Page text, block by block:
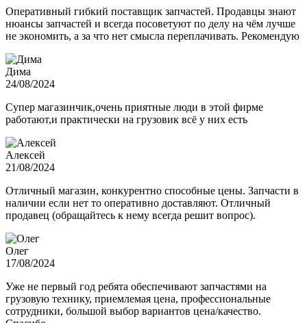
Оперативный гибкий поставщик запчастей. Продавцы знают
нюансы запчастей и всегда посоветуют по делу на чём лучше
не экономить, а за что нет смысла переплачивать. Рекомендую
Дима
24/08/2024
Супер магазинчик,очень приятные люди в этой фирме
работают,и практически на грузовик всё у них есть
Алексей
21/08/2024
Отличный магазин, конкурентно способные цены. Запчасти в
наличии если нет то оперативно доставляют. Отличный
продавец (обращайтесь к нему всегда решит вопрос).
Олег
17/08/2024
Уже не первый год ребята обеспечивают запчастями на
грузовую технику, приемлемая цена, профессиональные
сотрудники, большой выбор вариантов цена/качество.